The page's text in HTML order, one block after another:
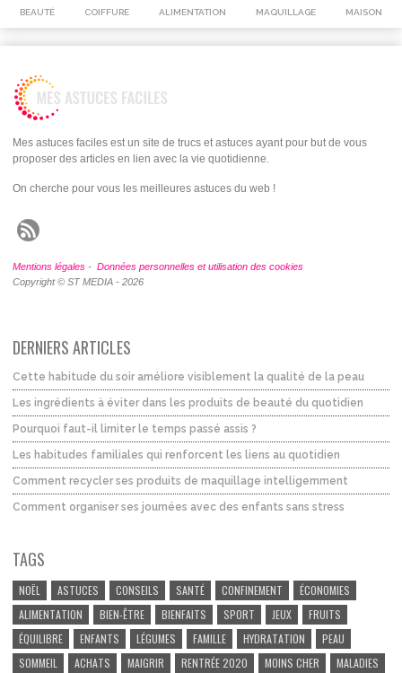
BEAUTÉ COIFFURE ALIMENTATION MAQUILLAGE MAISON
Mes astuces faciles est un site de trucs et astuces ayant pour but de vous
proposer des articles en lien avec la vie quotidienne.
On cherche pour vous les meilleures astuces du web !
Mentions légales - Données personnelles et utilisation des cookies
Copyright © ST MEDIA - 2026
DERNIERS ARTICLES
Cette habitude du soir améliore visiblement la qualité de la peau
Les ingrédients à éviter dans les produits de beauté du quotidien
Pourquoi faut-il limiter le temps passé assis ?
Les habitudes familiales qui renforcent les liens au quotidien
Comment recycler ses produits de maquillage intelligemment
Comment organiser ses journées avec des enfants sans stress
TAGS
NOËL ASTUCES CONSEILS SANTÉ CONFINEMENT
ÉCONOMIES
ALIMENTATION
BIEN-ÊTRE BIENFAITS SPORT JEUX
FRUITS
ÉQUILIBRE
ENFANTS LÉGUMES FAMILLE HYDRATATION
PEAU
SOMMEIL
ACHATS MAIGRIR RENTRÉE 2020 MOINS CHER MALADIES